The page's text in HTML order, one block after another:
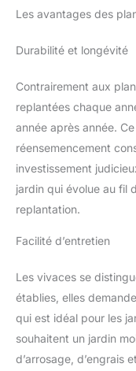
Les avantages des
Durabilité et longévité
Contrairement aux
replantées chaque
année après année.
réensemencement
investissement
jardin qui évolue au fil
replantation.
Facilité d’entretien
Les vivaces se
établies, elles
qui est idéal pour les
souhaitent un jardin
d’arrosage, d’engrais